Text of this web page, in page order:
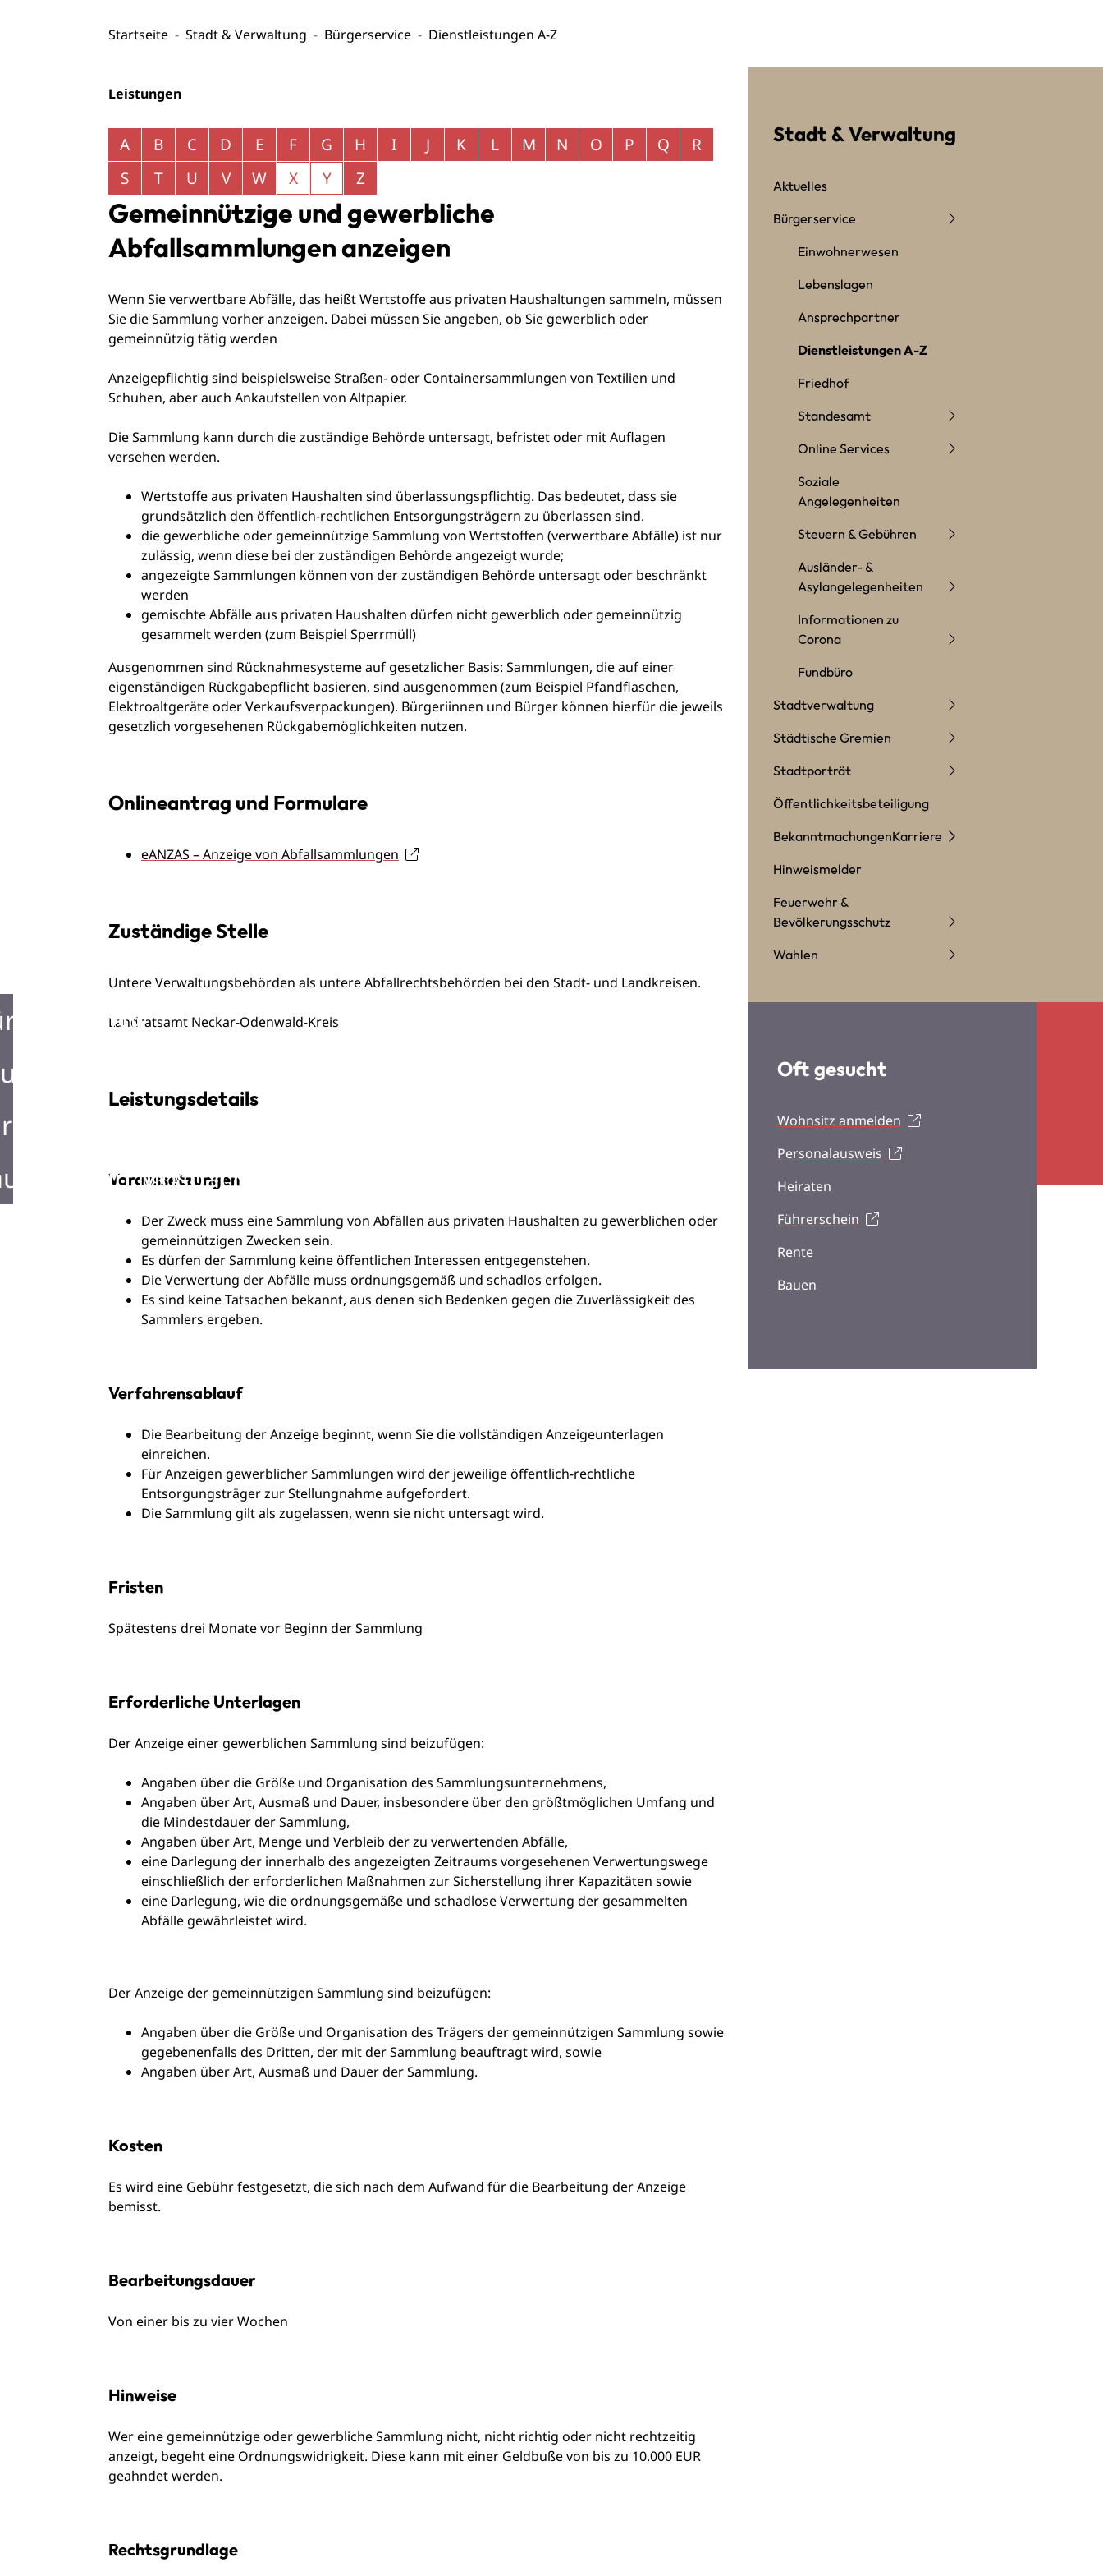
Startseite Stadt & Verwaltung Bürgerservice Dienstleistungen A-Z
Information
in Mosbach
in Mosbach
Leistungen
Alphabetisches Register überspringen
A B C D E F G H I J K L M N O P Q
R
S
T U V W X Y Z
Gemeinnützige und gewerbliche
Abfallsammlungen anzeigen
Wenn Sie verwertbare Abfälle, das heißt Wertstoffe aus privaten Haushaltungen sammeln, müssen
Sie die Sammlung vorher anzeigen. Dabei müssen Sie angeben, ob Sie gewerblich oder
gemeinnützig tätig werden
Anzeigepflichtig sind beispielsweise Straßen- oder Containersammlungen von Textilien und
Schuhen, aber auch Ankaufstellen von Altpapier.
Die Sammlung kann durch die zuständige Behörde untersagt, befristet oder mit Auflagen
versehen werden.
Wertstoffe aus privaten Haushalten sind überlassungspflichtig. Das bedeutet, dass sie
grundsätzlich den öffentlich-rechtlichen Entsorgungsträgern zu überlassen sind.
die gewerbliche oder gemeinnützige Sammlung von Wertstoffen (verwertbare Abfälle) ist nur
zulässig, wenn diese bei der zuständigen Behörde angezeigt wurde;
angezeigte Sammlungen können von der zuständigen Behörde untersagt oder beschränkt
werden
gemischte Abfälle aus privaten Haushalten dürfen nicht gewerblich oder gemeinnützig
gesammelt werden (zum Beispiel Sperrmüll)
Ausgenommen sind Rücknahmesysteme auf gesetzlicher Basis: Sammlungen, die auf einer
eigenständigen Rückgabepflicht basieren, sind ausgenommen (zum Beispiel Pfandflaschen,
Elektroaltgeräte oder Verkaufsverpackungen). Bürgeriinnen und Bürger können hierfür die jeweils
gesetzlich vorgesehenen Rückgabemöglichkeiten nutzen.
Onlineantrag und Formulare
eANZAS – Anzeige von Abfallsammlungen
Zuständige Stelle
Untere Verwaltungsbehörden als untere Abfallrechtsbehörden bei den Stadt- und Landkreisen.
Landratsamt Neckar-Odenwald-Kreis
Leistungsdetails
Voraussetzungen
Der Zweck muss eine Sammlung von Abfällen aus privaten Haushalten zu gewerblichen oder
gemeinnützigen Zwecken sein.
Es dürfen der Sammlung keine öffentlichen Interessen entgegenstehen.
Die Verwertung der Abfälle muss ordnungsgemäß und schadlos erfolgen.
Es sind keine Tatsachen bekannt, aus denen sich Bedenken gegen die Zuverlässigkeit des
Sammlers ergeben.
Verfahrensablauf
Die Bearbeitung der Anzeige beginnt, wenn Sie die vollständigen Anzeigeunterlagen
einreichen.
Für Anzeigen gewerblicher Sammlungen wird der jeweilige öffentlich-rechtliche
Entsorgungsträger zur Stellungnahme aufgefordert.
Die Sammlung gilt als zugelassen, wenn sie nicht untersagt wird.
Fristen
Spätestens drei Monate vor Beginn der Sammlung
Erforderliche Unterlagen
Der Anzeige einer gewerblichen Sammlung sind beizufügen:
Angaben über die Größe und Organisation des Sammlungsunternehmens,
Angaben über Art, Ausmaß und Dauer, insbesondere über den größtmöglichen Umfang und
die Mindestdauer der Sammlung,
Angaben über Art, Menge und Verbleib der zu verwertenden Abfälle,
eine Darlegung der innerhalb des angezeigten Zeitraums vorgesehenen Verwertungswege
einschließlich der erforderlichen Maßnahmen zur Sicherstellung ihrer Kapazitäten sowie
eine Darlegung, wie die ordnungsgemäße und schadlose Verwertung der gesammelten
Abfälle gewährleistet wird.
Der Anzeige der gemeinnützigen Sammlung sind beizufügen:
Angaben über die Größe und Organisation des Trägers der gemeinnützigen Sammlung sowie
gegebenenfalls des Dritten, der mit der Sammlung beauftragt wird, sowie
Angaben über Art, Ausmaß und Dauer der Sammlung.
Kosten
Es wird eine Gebühr festgesetzt, die sich nach dem Aufwand für die Bearbeitung der Anzeige
bemisst.
Bearbeitungsdauer
Von einer bis zu vier Wochen
Hinweise
Wer eine gemeinnützige oder gewerbliche Sammlung nicht, nicht richtig oder nicht rechtzeitig
anzeigt, begeht eine Ordnungswidrigkeit. Diese kann mit einer Geldbuße von bis zu 10.000 EUR
geahndet werden.
Rechtsgrundlage
Stadt & Verwaltung
Aktuelles
Bürgerservice
Einwohnerwesen
Lebenslagen
Ansprechpartner
Dienstleistungen A-Z
Friedhof
Standesamt
Online Services
Soziale
Angelegenheiten
Steuern & Gebühren
Ausländer- &
Asylangelegenheiten
Informationen zu
Corona
Fundbüro
Stadtverwaltung
Städtische Gremien
Stadtporträt
Öffentlichkeitsbeteiligung
BekanntmachungenKarriere
Hinweismelder
Feuerwehr &
Bevölkerungsschutz
Wahlen
Oft gesucht
Wohnsitz anmelden
Personalausweis
Heiraten
Führerschein
Rente
Bauen